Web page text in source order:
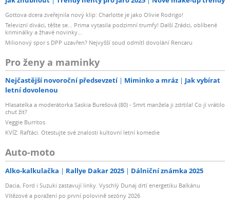
Gottova dcera zveřejnila nový klip: Charlotte je jako Olivie Rodrigo!
Televizní diváci, těšte se... Prima vytasila podzimní trumfy! Další Zrádci, oblíbené
kriminálky a žhavé novinky...
Milionový spor s DPP uzavřen? Nejvyšší soud odmítl dovolání Rencaru
Pro ženy a maminky
Nejčastější novoroční předsevzetí Miminko a mráz
Jak vybírat
letní dovolenou
Hlasatelka a moderátorka Saskia Burešová (80) - Smrt manžela ji zdrtila! Co jí vrátilo
chuť žít?
Veggie Burritos
KVÍZ: Rafťáci. Otestujte své znalosti kultovní letní komedie
Auto-moto
Alko-kalkulačka Rallye Dakar 2025 Dálniční známka 2025
Dacia, Ford i Suzuki zastavují linky. Vyschlý Dunaj drtí energetiku Balkánu
Vítězové a poražení po první polovině sezóny 2026